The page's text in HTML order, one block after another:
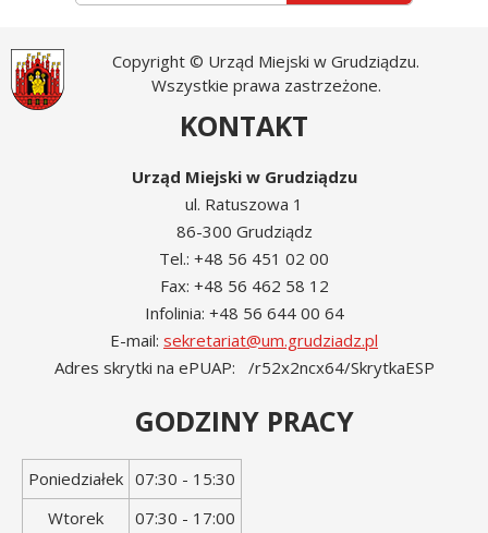
Copyright © Urząd Miejski w Grudziądzu.
Wszystkie prawa zastrzeżone.
KONTAKT
Urząd Miejski w Grudziądzu
ul. Ratuszowa 1
86-300 Grudziądz
Tel.: +48 56 451 02 00
Fax: +48 56 462 58 12
Infolinia: +48 56 644 00 64
E-mail: sekretariat@um.grudziadz.pl
Adres skrytki na ePUAP: /r52x2ncx64/SkrytkaESP
GODZINY PRACY
Dzień
tygodnia
Godziny
otwarcia
Poniedziałek 07:30 - 15:30
Wtorek
07:30 - 17:00